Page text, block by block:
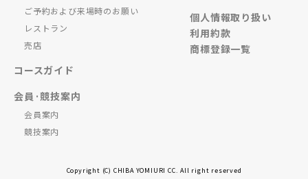
ご予約および来場時のお願い
レストラン
売店
コースガイド
会員·競技案内
会員案内
競技案内
個人情報取り扱い
利用約款
商標登録一覧
Copyright (C) CHIBA YOMIURI CC. All right reserved